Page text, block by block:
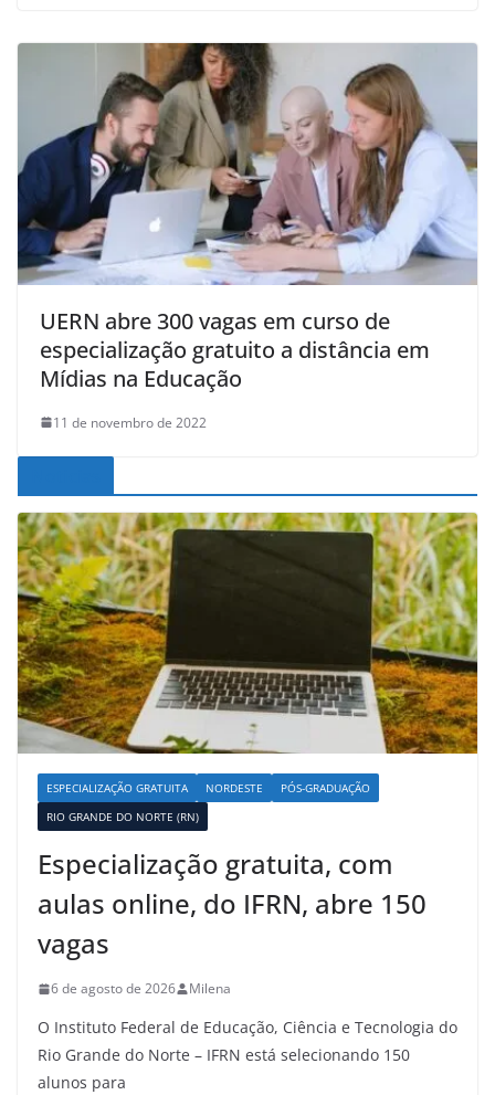
UERN abre 300 vagas em curso de
especialização gratuito a distância em
Mídias na Educação
11 de novembro de 2022
ESPECIALIZAÇÃO GRATUITA NORDESTE
PÓS-GRADUAÇÃO
RIO GRANDE DO NORTE (RN)
Especialização gratuita, com
aulas online, do IFRN, abre 150
vagas
6 de agosto de 2026 Milena
O Instituto Federal de Educação, Ciência e Tecnologia do
Rio Grande do Norte – IFRN está selecionando 150
alunos para